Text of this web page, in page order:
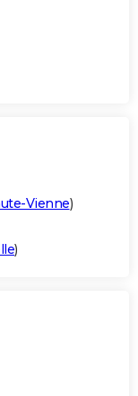
Vienne)
)